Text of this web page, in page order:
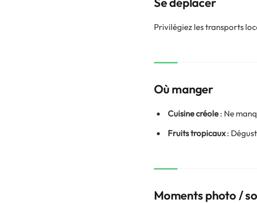
Privilégiez les transports
Où manger
Cuisine créole: Ne
Fruits tropicaux:
Moments photo /